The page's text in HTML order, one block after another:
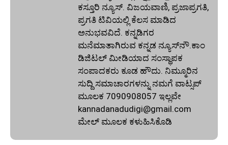
ಕಸ್ತೂರಿ ನ್ಯೂಸ್‌. ವಿಜಯವಾಣಿ, ಪ್ರಜಾಪ್ರಗತಿ,
ಪ್ರಗತಿ ಟಿವಿಯಲ್ಲಿ ಕೆಲಸ ಮಾಡಿದ
ಅನುಭವವಿದೆ. ಕನ್ನಡಿಗರ
ಮನೆಮಾತಾಗಿರುವ ಕನ್ನಡ ನ್ಯೂಸ್‌ನೌ.ಕಾಂ
ಡಿಜಿಟಲ್‌ ಮೀಡಿಯಾದ ಸಂಸ್ಥಾಪಕ
ಸಂಪಾದಕರು ಕೂಡ ಹೌದು. ನಿಮ್ಮೂರಿನ
ಸುದ್ದಿ ಸಮಾಚಾರಗಳನ್ನು ನಮಗೆ ವಾಟ್ಸಪ್‌
ಮೂಲಕ 7090908057 ಇಲ್ಲವೇ
kannadanadudigi@gmail.com
ಮೇಲ್‌ ಮೂಲಕ ಕಳುಹಿಸಿಕೊಡಿ